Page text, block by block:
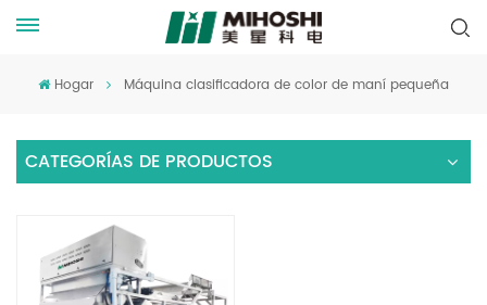
Hogar Máquina clasificadora de color de maní pequeña
CATEGORÍAS DE PRODUCTOS